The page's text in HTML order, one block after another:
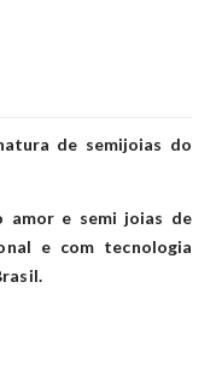
de semijoias do
amor e semi joias de
e com tecnologia